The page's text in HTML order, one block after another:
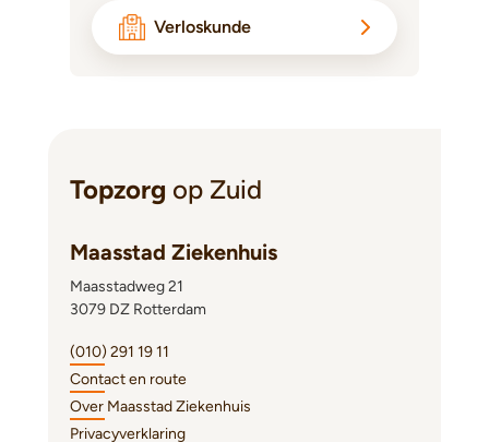
Verloskunde
Topzorg op Zuid
Maasstad Ziekenhuis
Maasstadweg 21
3079 DZ Rotterdam
(010) 291 19 11
Contact en route
Over Maasstad Ziekenhuis
Privacyverklaring